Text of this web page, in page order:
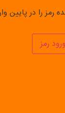
را در پایین